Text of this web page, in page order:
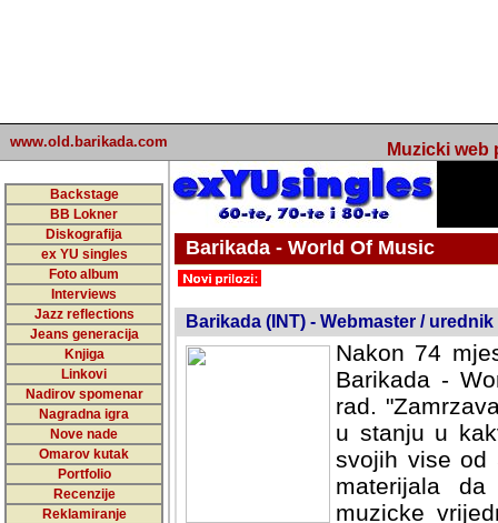
www.old.barikada.com Muzicki web
Backstage
BB Lokner
Diskografija
ex YU singles
Foto album
Interviews
Jazz reflections
Jeans generacija
Knjiga
Linkovi
Nadirov spomenar
Nagradna igra
Nove nade
Omarov kutak
Portfolio
Recenzije
Reklamiranje
Barikada - World Of Music
Barikada (INT) - Webmaster / urednik
Nakon 74
Barikada -
rad.
u stanju u
svojih vise od
materijala
muzicke